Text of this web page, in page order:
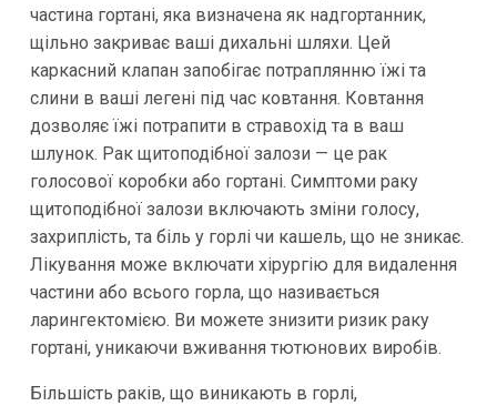
частина гортані, яка визначена як надгортанник,
щільно закриває ваші дихальні шляхи. Цей
каркасний клапан запобігає потраплянню їжі та
слини в ваші легені під час ковтання. Ковтання
дозволяє їжі потрапити в стравохід та в ваш
шлунок. Рак щитоподібної залози — це рак
голосової коробки або гортані. Симптоми раку
щитоподібної залози включають зміни голосу,
захриплість, та біль у горлі чи кашель, що не зникає.
Лікування може включати хірургію для видалення
частини або всього горла, що називається
ларингектомією. Ви можете знизити ризик раку
гортані, уникаючи вживання тютюнових виробів.
Більшість раків, що виникають в горлі,